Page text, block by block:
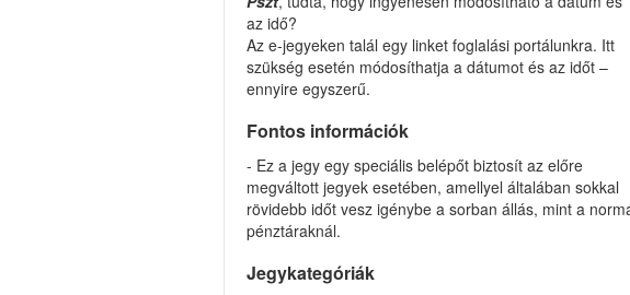
az idő?
Az e-jegyeken talál egy linket foglalási portálunkra. Itt
szükség esetén módosíthatja a dátumot és az időt –
ennyire egyszerű.
Fontos információk
- Ez a jegy egy speciális belépőt biztosít az előre
megváltott jegyek esetében, amellyel általában sokkal
rövidebb időt vesz igénybe a sorban állás, mint a
pénztáraknál.
Jegykategóriák